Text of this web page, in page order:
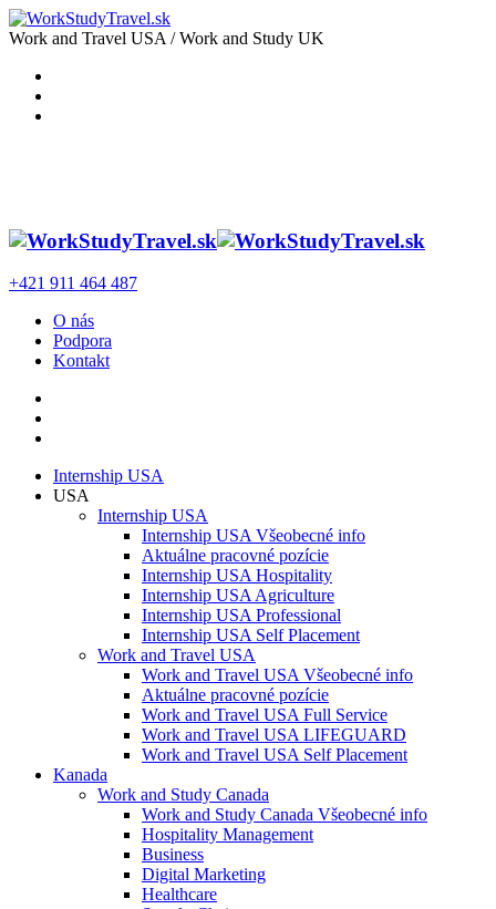
Work and Travel USA / Work and Study UK
+421 911 464 487
O nás
Podpora
Kontakt
Internship USA
USA
Internship USA
Internship USA Všeobecné info
Aktuálne pracovné pozície
Internship USA Hospitality
Internship USA Agriculture
Internship USA Professional
Internship USA Self Placement
Work and Travel USA
Work and Travel USA Všeobecné info
Aktuálne pracovné pozície
Work and Travel USA Full Service
Work and Travel USA LIFEGUARD
Work and Travel USA Self Placement
Kanada
Work and Study Canada
Work and Study Canada Všeobecné info
Hospitality Management
Business
Digital Marketing
Healthcare